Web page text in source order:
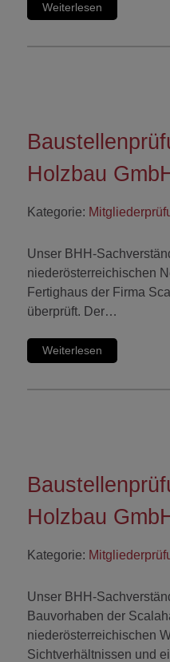
Weiterlesen
Holzbau
Kategorie:
Unser BHH-
niederösterreichischen
Fertighaus der Firma
überprüft. Der…
Weiterlesen
Holzbau
Kategorie:
Unser BHH-
Bauvorhaben der
niederösterreichischen
Sichtverhältnissen und